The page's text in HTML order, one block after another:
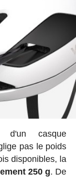
casque
pas le poids
disponibles, la
250 g. De